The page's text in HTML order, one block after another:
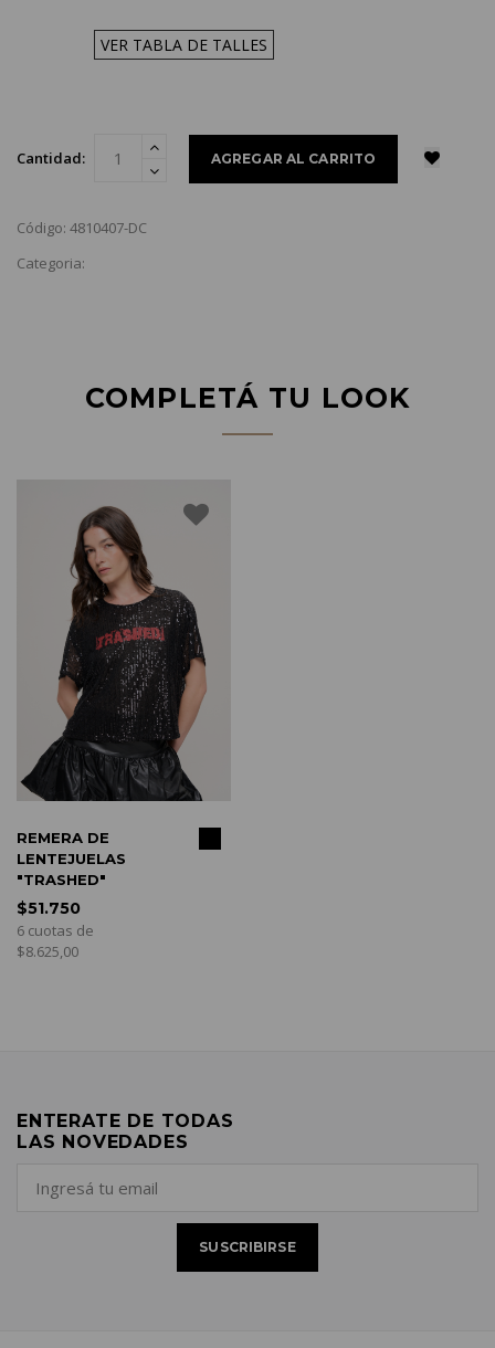
VER TABLA DE TALLES
Cantidad:
Código: 4810407-DC
Categoria:
COMPLETÁ TU LOOK
REMERA DE
LENTEJUELAS
"TRASHED"
$51.750
6 cuotas de
$8.625,00
ENTERATE DE TODAS
LAS NOVEDADES